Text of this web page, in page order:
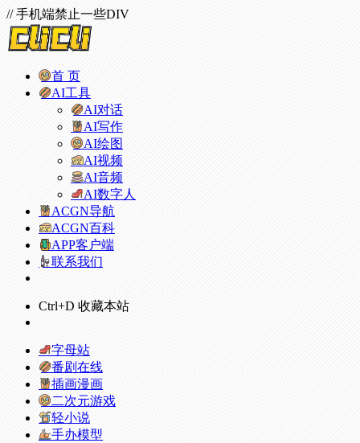
// 手机端禁止一些DIV
首 页
AI工具
AI对话
AI写作
AI绘图
AI视频
AI音频
AI数字人
ACGN导航
ACGN百科
APP客户端
联系我们
Ctrl+D 收藏本站
字母站
番剧在线
插画漫画
二次元游戏
轻小说
手办模型